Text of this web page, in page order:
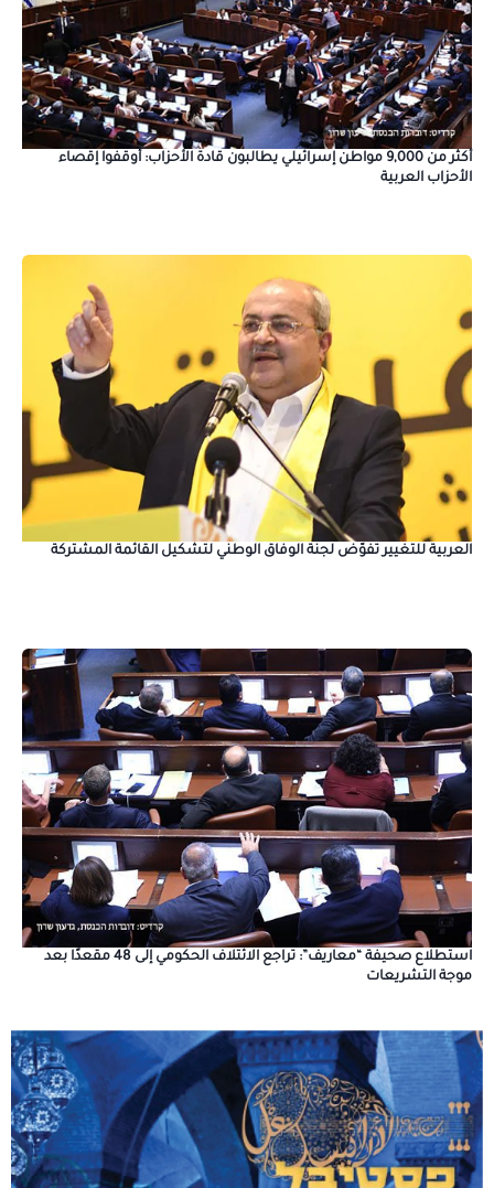
أكثر من 9,000 مواطن إسرائيلي يطالبون قادة الأحزاب: أوقفوا إقصاء
الأحزاب العربية
العربية للتغيير تفوّض لجنة الوفاق الوطني لتشكيل القائمة المشتركة
استطلاع صحيفة “معاريف”: تراجع الائتلاف الحكومي إلى 48 مقعدًا بعد
موجة التشريعات